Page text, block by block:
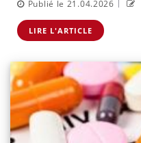
Publié le 21.04.2026 |
LIRE L'ARTICLE